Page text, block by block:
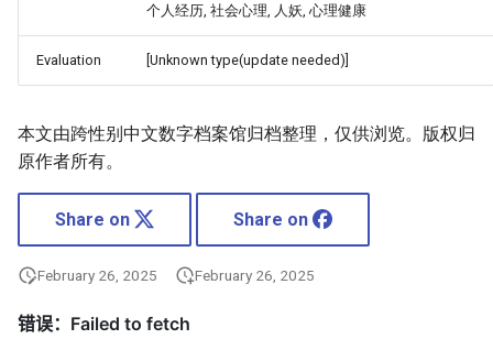
个人经历, 社会心理, 人妖, 心理健康
Evaluation [Unknown type(update needed)]
本文由跨性别中文数字档案馆归档整理，仅供浏览。版权归
原作者所有。
Share on Share on
February 26, 2025 February 26, 2025